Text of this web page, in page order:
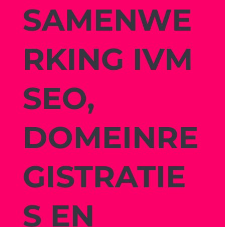
SAMENWE
RKING IVM
SEO,
DOMEINRE
GISTRATIE
S EN